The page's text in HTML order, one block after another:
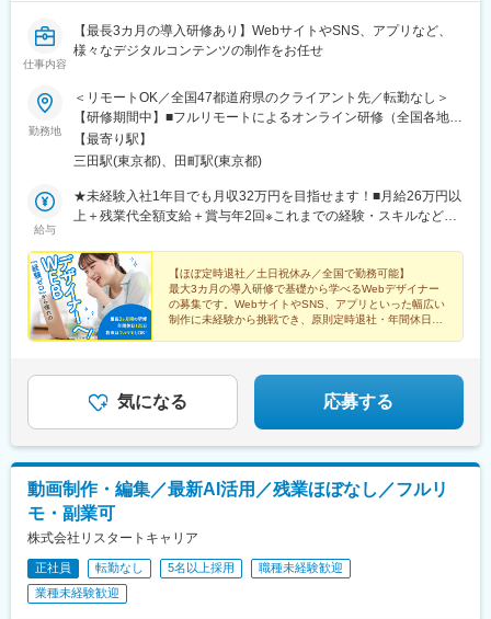
仕事内容
【最長3カ月の導入研修あり】WebサイトやSNS、アプリなど、
様々なデジタルコンテンツの制作をお任せ
勤務地
＜リモートOK／全国47都道府県のクライアント先／転勤なし＞
【研修期間中】■フルリモートによるオンライン研修（全国各地ど
こでも受講OK）【研修終了後】■関東エリア（東京都近郊）・関
西エリア（大阪府近郊）の案件が中心※勤務地はあなたの希望や通
勤はありません＼リモートワーク案件多数！／業務に慣れて独り
立ちした後は、フルリモートやハイブリッド勤務など、柔軟な働
12└各線「三田駅」「田町駅」より徒歩3分※受動喫煙対策あり
【最寄り駅】
三田駅(東京都)、田町駅(東京都)
給与
★未経験入社1年目でも月収32万円を目指せます！■月給26万円以
上＋残業代全額支給＋賞与年2回※これまでの経験・スキルなどを
は別途全額支給します※上記月給には一律支給の住宅手当2万円を
含みます★Webデザイナー経験がある方は前職給与を考慮した上
で、優遇します！
【ほぼ定時退社／土日祝休み／全国で勤務可能】
最大3カ月の導入研修で基礎から学べるWebデザイナー
の募集です。WebサイトやSNS、アプリといった幅広い
制作に未経験から挑戦でき、原則定時退社・年間休日
気になる 応募する
動画制作・編集／最新AI活用／残業ほぼなし／フルリ
モ・副業可
株式会社リスタートキャリア
正社員 転勤なし 5名以上採用
職種未経験歓迎
業種未経験歓迎